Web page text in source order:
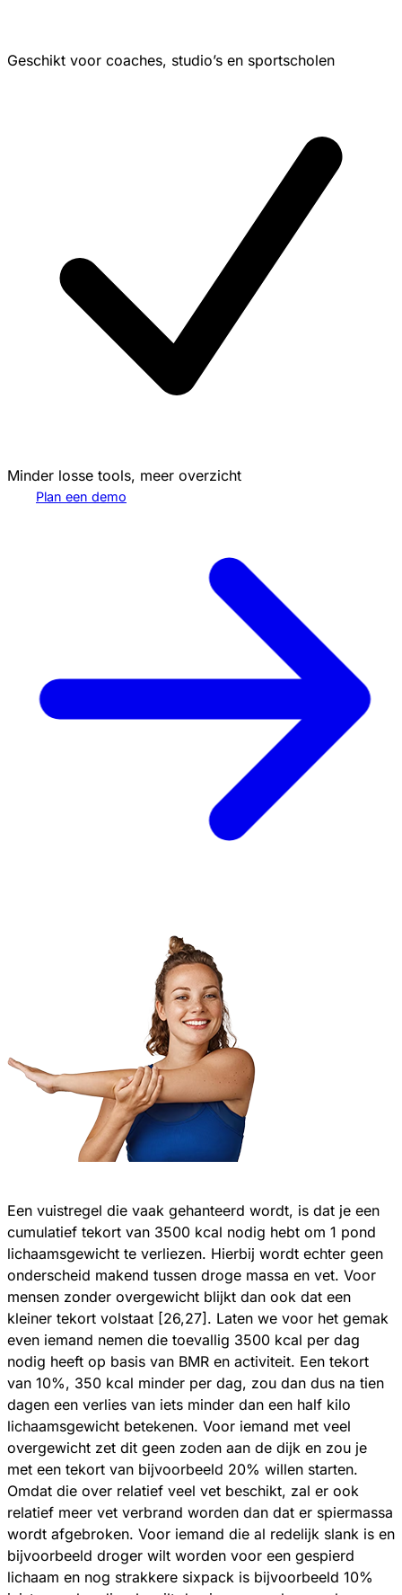
Geschikt voor coaches, studio’s en sportscholen
Minder losse tools, meer overzicht
Plan een demo
Een vuistregel die vaak gehanteerd wordt, is dat je een
cumulatief tekort van 3500 kcal nodig hebt om 1 pond
lichaamsgewicht te verliezen. Hierbij wordt echter geen
onderscheid makend tussen droge massa en vet. Voor
mensen zonder overgewicht blijkt dan ook dat een
kleiner tekort volstaat [26,27]. Laten we voor het gemak
even iemand nemen die toevallig 3500 kcal per dag
nodig heeft op basis van BMR en activiteit. Een tekort
van 10%, 350 kcal minder per dag, zou dan dus na tien
dagen een verlies van iets minder dan een half kilo
lichaamsgewicht betekenen. Voor iemand met veel
overgewicht zet dit geen zoden aan de dijk en zou je
met een tekort van bijvoorbeeld 20% willen starten.
Omdat die over relatief veel vet beschikt, zal er ook
relatief meer vet verbrand worden dan dat er spiermassa
wordt afgebroken. Voor iemand die al redelijk slank is en
bijvoorbeeld droger wilt worden voor een gespierd
lichaam en nog strakkere sixpack is bijvoorbeeld 10%